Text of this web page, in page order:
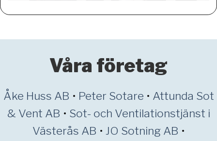
Våra företag
Åke Huss AB • Peter Sotare • Attunda Sot
& Vent AB • Sot- och Ventilationstjänst i
Västerås AB • JO Sotning AB •